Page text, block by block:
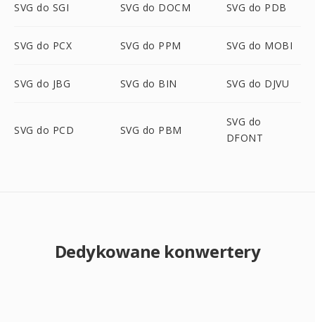
SVG do SGI SVG do DOCM SVG do PDB
SVG do PCX SVG do PPM SVG do MOBI
SVG do JBG SVG do BIN SVG do DJVU
SVG do PCD SVG do PBM
SVG do
DFONT
Dedykowane konwertery